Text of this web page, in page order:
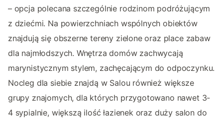
– opcja polecana szczególnie rodzinom podróżującym
z dziećmi. Na powierzchniach wspólnych obiektów
znajdują się obszerne tereny zielone oraz place zabaw
dla najmłodszych. Wnętrza domów zachwycają
marynistycznym stylem, zachęcającym do odpoczynku.
Nocleg dla siebie znajdą w Salou również większe
grupy znajomych, dla których przygotowano nawet 3-
4 sypialnie, większą ilość łazienek oraz duży salon do